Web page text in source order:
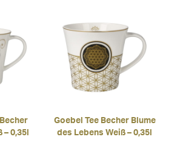
0,35l
Goebel Tee Becher Blume
des Lebens Weiß – 0,35l